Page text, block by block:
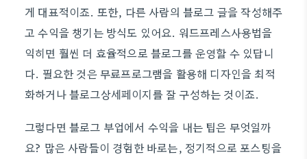
게 대표적이죠. 또한, 다른 사람의 블로그 글을 작성해주
고 수익을 챙기는 방식도 있어요. 워드프레스사용법을
익히면 훨씬 더 효율적으로 블로그를 운영할 수 있답니
다. 필요한 것은 무료프로그램을 활용해 디자인을 최적
화하거나 블로그상세페이지를 잘 구성하는 것이죠.
그렇다면 블로그 부업에서 수익을 내는 팁은 무엇일까
요? 많은 사람들이 경험한 바로는, 정기적으로 포스팅을